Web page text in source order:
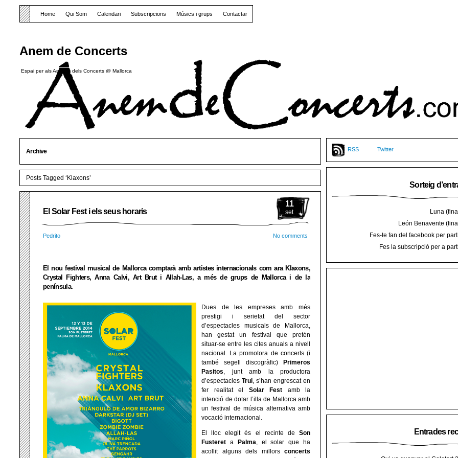
Anem de Concerts
Espai per als Amants dels Concerts @ Mallorca
Home Qui Som Calendari Subscripcions Músics i grups Contactar
Archive
Posts Tagged ‘Klaxons’
11
set
El Solar Fest i els seus horaris
Pedrito No comments
El nou festival musical de Mallorca comptarà amb artistes internacionals com ara Klaxons,
Crystal Fighters, Anna Calvi, Art Brut i Allah-Las, a més de grups de Mallorca i de la
península.
Dues de les empreses amb més
prestigi i serietat del sector
d’espectacles musicals de Mallorca,
han gestat un festival que pretén
situar-se entre les cites anuals a nivell
nacional. La promotora de concerts (i
també segell discogràfic)
Primeros
Pasitos, junt amb la productora
d’espectacles Trui, s’han engrescat en
fer realitat el Solar Fest amb la
intenció de dotar l’illa de Mallorca amb
un festival de música alternativa amb
vocació internacional.
El lloc elegit és el recinte de Son
Fusteret a Palma, el solar que ha
acollit alguns dels millors concerts
RSS Twitter
Sorteig
Luna
León Benavente
Fes-te fan del facebook per
Fes la subscripció per a
Entrades